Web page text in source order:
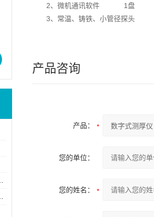
2、微机通讯软件 1盘
3、常温、铸铁、小管径探头
产品咨询
产品：
您的单位：
您的姓名：